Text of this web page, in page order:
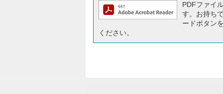
PDFファイ
す。お持ち
ードボタン
ください。